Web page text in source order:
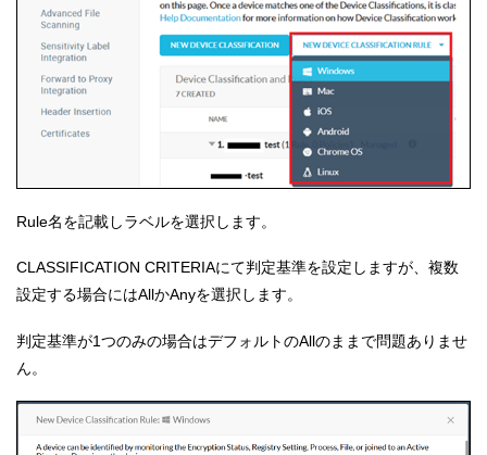
Rule名を記載しラベルを選択します。
CLASSIFICATION CRITERIAにて判定基準を設定しますが、複数
設定する場合にはAllかAnyを選択します。
判定基準が1つのみの場合はデフォルトのAllのままで問題ありませ
ん。